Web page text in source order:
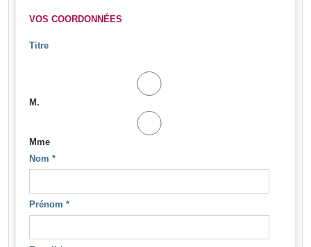
VOS COORDONNÉES
Titre
M.
Mme
Nom *
Prénom *